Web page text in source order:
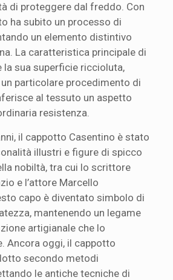
di proteggere dal freddo. Con
ha subito un processo di
un elemento distintivo
La caratteristica principale di
sua superficie riccioluta,
particolare procedimento di
al tessuto un aspetto
resistenza.
il cappotto Casentino è stato
illustri e figure di spicco
nobiltà, tra cui lo scrittore
e l’attore Marcello
capo è diventato simbolo di
mantenendo un legame
artigianale che lo
Ancora oggi, il cappotto
secondo metodi
le antiche tecniche di